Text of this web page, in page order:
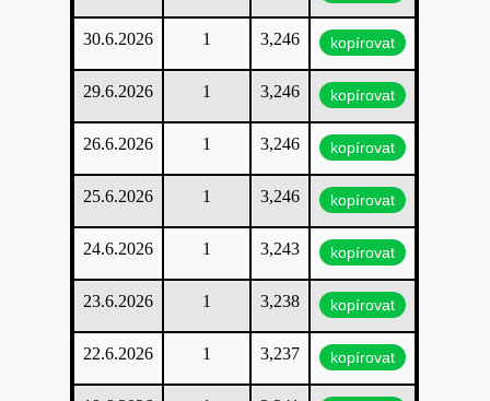
30.6.2026 1 3,246 kopírovat
29.6.2026 1 3,246 kopírovat
26.6.2026 1 3,246 kopírovat
25.6.2026 1 3,246 kopírovat
24.6.2026 1 3,243 kopírovat
23.6.2026 1 3,238 kopírovat
22.6.2026 1 3,237 kopírovat